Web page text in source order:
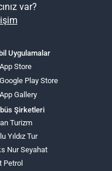
var?
Uygulamalar
App Store
Google Play Store
App Gallery
Şirketleri
Turizm
Yıldız Tur
Nur Seyahat
Petrol